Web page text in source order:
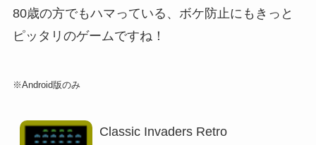
80歳の方でもハマっている、ボケ防止にもきっと
ピッタリのゲームですね！
※Android版のみ
Classic Invaders Retro